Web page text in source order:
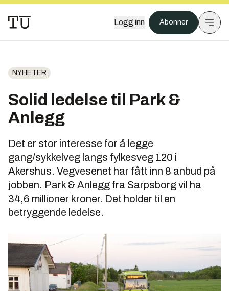
Logg inn Abonner
NYHETER
Solid ledelse til Park &
Anlegg
Det er stor interesse for å legge
gang/sykkelveg langs fylkesveg 120 i
Akershus. Vegvesenet har fått inn 8 anbud på
jobben. Park & Anlegg fra Sarpsborg vil ha
34,6 millioner kroner. Det holder til en
betryggende ledelse.